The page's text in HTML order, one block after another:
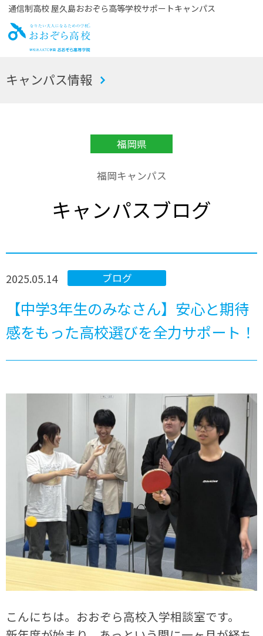
通信制高校 屋久島おおぞら高等学校サポートキャンパス
お
キャンパス情報
福岡県
福岡キャンパス
キャンパスブログ
ブログ
2025.05.14
【中学3年生のみなさん】安心と期待
感をもった高校選びを全力サポート！
こんにちは。おおぞら高校入学相談室です。